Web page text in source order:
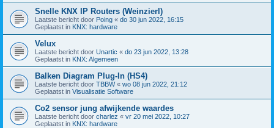
Snelle KNX IP Routers (Weinzierl)
Laatste bericht door Poing « do 30 jun 2022, 16:15
Geplaatst in KNX: hardware
Velux
Laatste bericht door Unartic « do 23 jun 2022, 13:28
Geplaatst in KNX: Algemeen
Balken Diagram Plug-In (HS4)
Laatste bericht door TBBW« wo 08 jun 2022, 21:12
Geplaatst in Visualisatie Software
Co2 sensor jung afwijkende waardes
Laatste bericht door charlez « vr 20 mei 2022, 10:27
Geplaatst in KNX: hardware